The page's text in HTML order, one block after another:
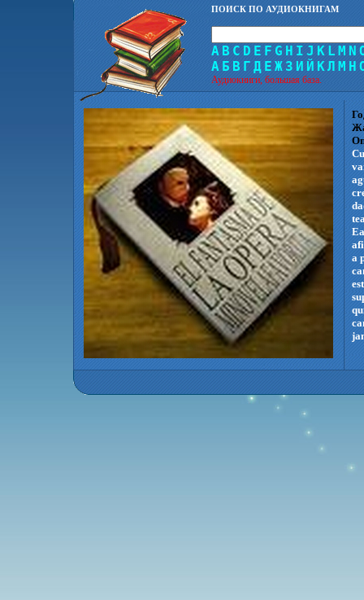
ПОИСК ПО АУДИОКНИГАМ
A B C D E F G H I J K L M N
А Б В Г Д Е Ж З И Й КЛ М Н
Аудиокниги, большая база.
a